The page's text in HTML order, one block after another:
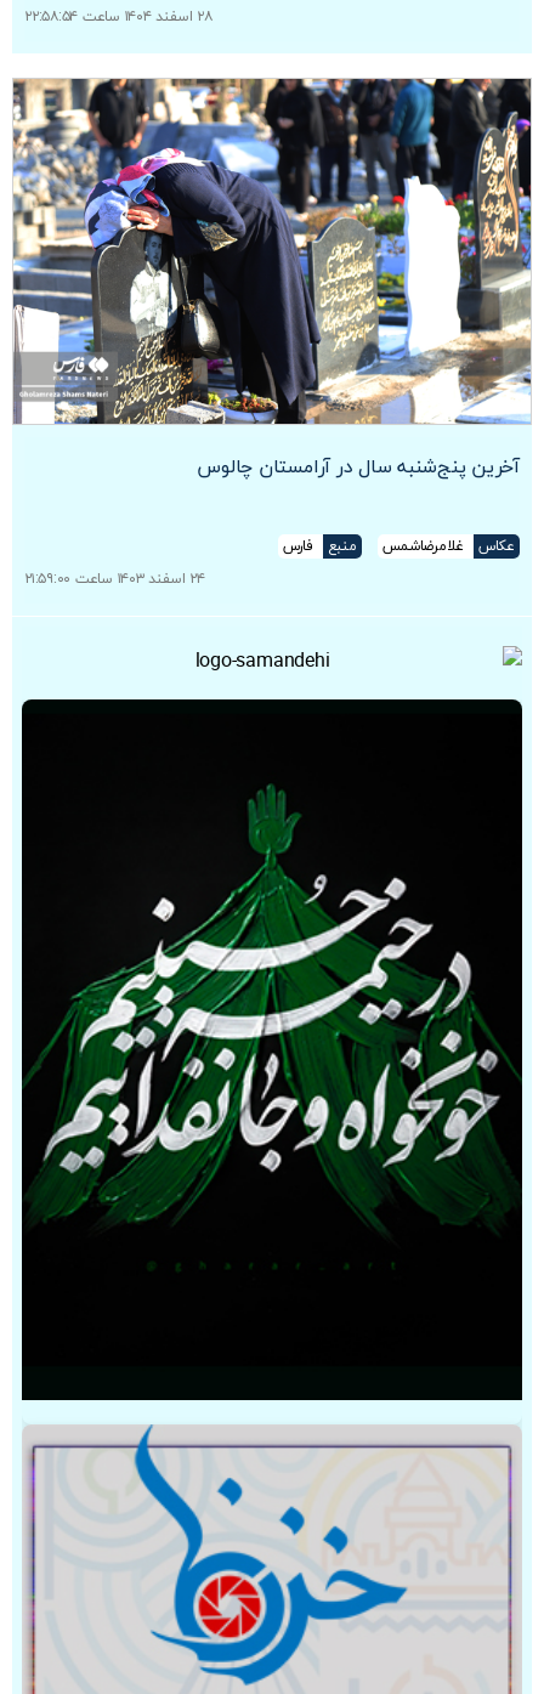
۲۸ اسفند ۱۴۰۴ ساعت ۲۲:۵۸:۵۴
آخرین پنج‌شنبه سال در آرامستان چالوس
عکاس غلامرضاشمس منبع
فارس
۲۴ اسفند ۱۴۰۳ ساعت ۲۱:۵۹:۰۰